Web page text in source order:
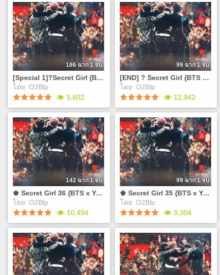
sinblueprincess@gmail.com
Facebook :
https://www.facebook.com/groups/402309293623614/
?`?.??.??`?.??.?
Facebook :
https://www.facebook.com/
❤`•.¸¸.•❤`•.¸¸.•
Two Spades ? Prologue?
แนะนำมาเฟีย ? BTS x You
? #มาเฟียทาสเมีย
เจอ'มาเฟีย'ก็เหมือนความ
ตายอยู่ตรงหน้า แต่บางคนอาจ
เคยได้ยินคำพูดที่ว่า"เหนือจอม
ยุทธยังมีมนุษย์เมีย" แต่ผมเป็น
มาเฟีย "เหนือมาเฟียยังมีมนุษย์
เมียเช่นกัน" T-T ชีวิตมันเศร้า
?`?.??.??`?.??.? ช่องทาง
ติดต่อและทวงฟิคกับไรท์
Twitter : @sinBluePrincess
Mail :
sinblueprincess@gmail.com
Facebook :
https://www.facebook.com/groups/402309293623614/
?`?.??.??`?.??.?
?Secret Girl {BTS x You}
แจกของวันคอน + ลงตอนSP
+ E - Book
ลิ้งวางขาย E - Book
http://www.mebmarket.com/
เรื่องแจกของหน้าคอนเสิร์ต
BTS WORLD TOUR LOVE
YOURSELF IN BANGKOK
ติดตามได้ที่ช่องทางด้านล่าง
จ้า จะแจ้งข่าวสารทางกลุ่ม
เฟสบุ๊ค
https://www.facebook.com/
หรือ ทวิตเตอร์ใน #ความลับบัง
ทัน ช่องทางที่ติดต่อไรท์ DM
twitter : @sinBluePrincess
Email :
sinblueprincess@gmail.com
[Special 1]?Secret Girl {BTS x You} + แจกของวันคอน
โดย O2Blp
186 ฉาก 1 จบ
5,602
[Special 1]?Secret Girl
{BTS x You} + แจกของวัน
คอน
ลิ้งสั่งซื้อ E - Book ค่า
https://www.mebmarket.com/index.php?
X8XA1Vcd8a3eYjImv0Wo99jSheo
เรื่องแจกของหน้าคอนเสิร์ต
BTS WORLD TOUR LOVE
YOURSELF IN BANGKOK
ติดตามได้ทางช่องทางด้าน
ล่างจ้า จะแจ้งข่าวสารทาง
กลุ่มเฟสบุ๊ค
https://www.facebook.com/groups/402309293623614/
หรือ ทวิตเตอร์ใน #ความลับบัง
ทัน ช่องทางที่ติดต่อไรท์ DM
twitter : @sinBluePrincess
[END] ? Secret Girl {BTS x You}
โดย O2Blp
99 ฉาก 1 จบ
12,942
[END] ? Secret Girl {BTS x
You}
เปิด Pre-Order เล่มนิยาย
Secret Girl สนใจสั่งซื้อคลิ๊กลิ้ง
https://goo.gl/forms/
จะแจ้งข่าวสารทางกลุ่มเฟสบุ๊ค
https://www.facebook.com/
หรือ ทวิตเตอร์ใน #ความลับบัง
ทัน ส่วน E-Bookคงต้องรอปิด
พรีก่อนเนอะ ช่องทางที่ติดต่อ
ไรท์ DM twitter :
@sinBluePrincess Email :
sinblueprincess@gmail.com
♚ Secret Girl 36 {BTS x You}
โดย O2Blp
142 ฉาก 1 จบ
10,494
♚ Secret Girl 36 {BTS x
You}
เปิด Pre-Order เล่มนิยาย
Secret Girl สนใจสั่งซื้อคลิ๊กลิ้ง
♚ Secret Girl 35 {BTS x You}
โดย O2Blp
99 ฉาก 1 จบ
9,304
♚ Secret Girl 35 {BTS x
You}
เปิด Pre-Order เล่มนิยาย
Secret Girl สนใจสั่งซื้อคลิ๊กลิ้ง